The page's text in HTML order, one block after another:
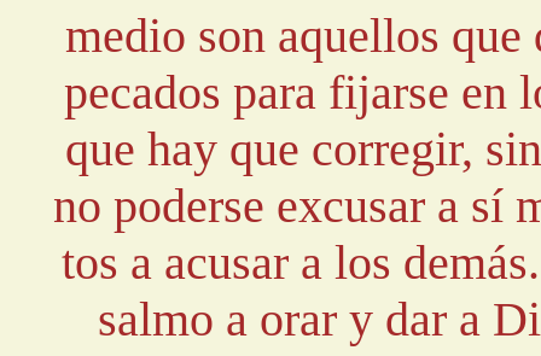
medio son aquellos que
pecados para fijarse en
que hay que corregir,
no poderse excusar a sí
tos a acusar a los
salmo a orar y dar a